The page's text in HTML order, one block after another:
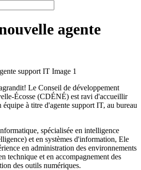
agente
Le Conseil de développement
Écosse (CDÉNÉ) est ravi d'accueillir
à titre d'agente support IT, au bureau
spécialisée en intelligence
et en systèmes d'information, Ele
en administration des environnements
technique et en accompagnement des
des outils numériques.